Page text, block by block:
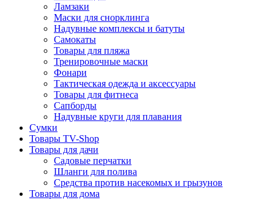
Ламзаки
Маски для снорклинга
Надувные комплексы и батуты
Самокаты
Товары для пляжа
Тренировочные маски
Фонари
Тактическая одежда и аксессуары
Товары для фитнеса
Сапборды
Надувные круги для плавания
Сумки
Товары TV-Shop
Товары для дачи
Садовые перчатки
Шланги для полива
Средства против насекомых и грызунов
Товары для дома